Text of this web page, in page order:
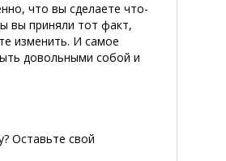
что вы сделаете что-
вы приняли тот факт,
изменить. И самое
довольными собой и
Оставьте свой